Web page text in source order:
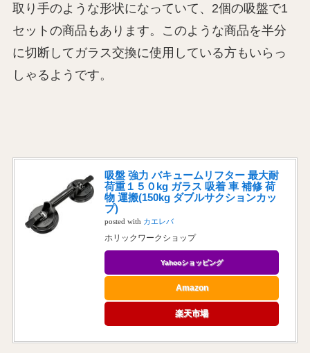
取り手のような形状になっていて、2個の吸盤で1
セットの商品もあります。このような商品を半分
に切断してガラス交換に使用している方もいらっ
しゃるようです。
吸盤 強力 バキュームリフター 最大耐
荷重１５０kg ガラス 吸着 車 補修 荷
物 運搬(150kg ダブルサクションカッ
プ)
posted with カエレバ
ホリックワークショップ
Yahooショッピング
Amazon
楽天市場